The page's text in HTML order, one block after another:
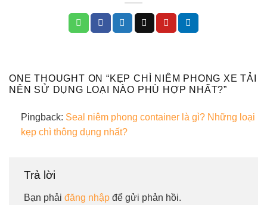
ONE THOUGHT ON “KẸP CHÌ NIÊM PHONG XE TẢI
NÊN SỬ DỤNG LOẠI NÀO PHÙ HỢP NHẤT?”
Pingback: Seal niêm phong container là gì? Những loại
kẹp chì thông dụng nhất?
Trả lời
Bạn phải đăng nhập để gửi phản hồi.